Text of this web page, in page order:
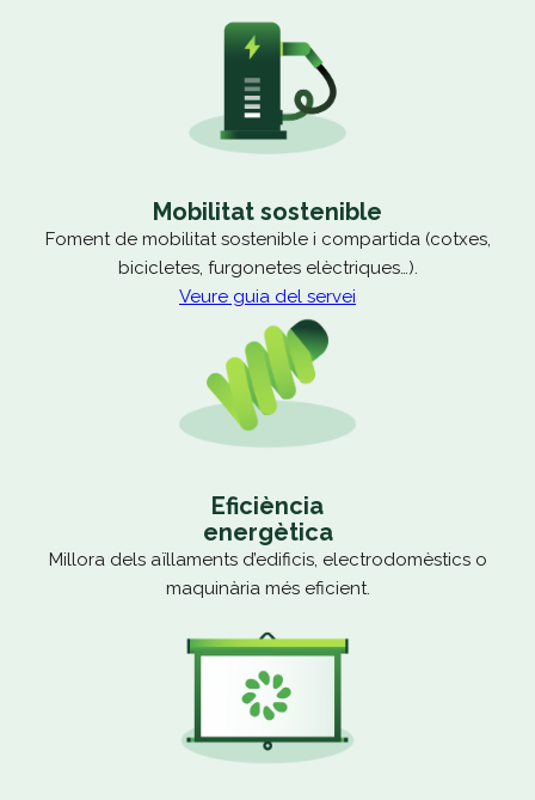
Mobilitat sostenible
Foment de mobilitat sostenible i compartida (cotxes,
bicicletes, furgonetes elèctriques…).
Veure guia del servei
Eficiència
energètica
Millora dels aïllaments d’edificis, electrodomèstics o
maquinària més eficient.